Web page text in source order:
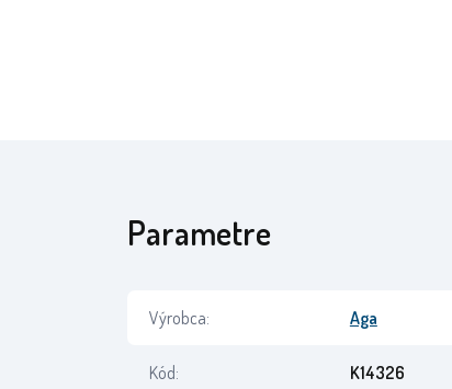
Parametre
Výrobca: Aga
Kód: K14326